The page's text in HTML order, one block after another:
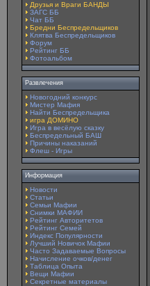
Друзья и Враги БАНДЫ
ЗАГС ББ
Чат ББ
Бредни Беспредельщиков
Клятва Беспредельщиков
Форум
Рейтинг ББ
Фотоальбом
Развлечения
Новогодний конкурс
Мистер Мафия
Найти Беспредельщика
игра ДОМИНО
Игра в весёлую сказку
Беспредельный БАШ
Причины наказаний
Флеш - Игры
Информация
Новости
Статьи
Семьи Мафии
Снимки МАФИИ
Рейтинг Авторитетов
Рейтинг Семей
Индекс Популярности
Лучший Новичок Мафии
Часто Задаваемые Вопросы
Начисление очков/денег
Таблица Опыта
Вещи Мафии
Секретные материалы